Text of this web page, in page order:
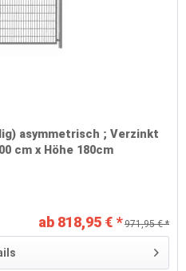
asymmetrisch ; Verzinkt
cm x Höhe 180cm
ab 818,95 € * 971,95 € *